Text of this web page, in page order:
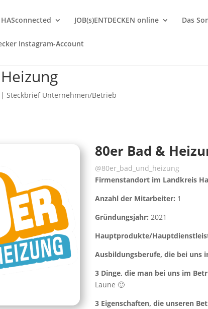
HASconnected JOB(s)ENTDECKEN online Das
Instagram-Account
Steckbrief Unternehmen/Betrieb
80er Bad &
@80er_bad_und_heizung
Firmenstandort im Landkreis
Anzahl der Mitarbeiter: 1
Gründungsjahr: 2021
Hauptprodukte/
Ausbildungsberufe, die bei uns
3 Dinge, die man bei uns im
Laune 🙂
3 Eigenschaften, die unseren